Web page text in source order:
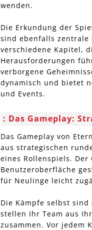
wenden.
Die Erkundung der
sind ebenfalls zentrale
verschiedene Kapitel,
Herausforderungen
verborgene
dynamisch und bietet
und Events.
Das Gameplay:
Das Gameplay von
aus strategischen
eines Rollenspiels.
Benutzeroberfläche
für Neulinge leicht
Die Kämpfe selbst
stellen Ihr Team aus
zusammen. Vor jedem